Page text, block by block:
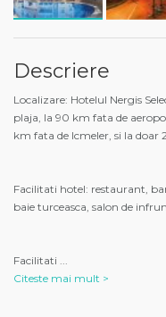
Descriere
Localizare: Hotelul Nergis
plaja, la 90 km fata de
km fata de Icmeler, si la
Facilitati hotel: restaurant,
baie turceasca, salon de
Facilitati
Citeste mai mult >